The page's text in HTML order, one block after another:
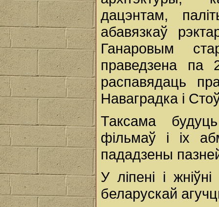
дацэнтам,
абавязкаў
Ганаровым
праведзена па
распавядаць
Наваградка і
Таксама
фільмаў і іх
пададзены
У ліпені і
беларускай